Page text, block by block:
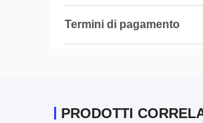
Termini di pagamento
PRODOTTI